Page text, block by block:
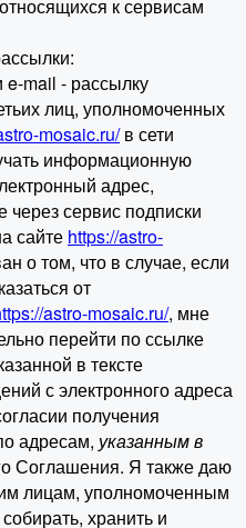
к сервисам
mail - рассылку
лиц, уполномоченных
mosaic.ru/в сети
информационную
адрес,
сервис подписки
сайте https://astro-
о том, что в случае, если
от
astro-mosaic.ru/, мне
перейти по ссылке
в тексте
с электронного адреса
получения
адресам, указанным в
Соглашения. Я также даю
лицам, уполномоченным
хранить и